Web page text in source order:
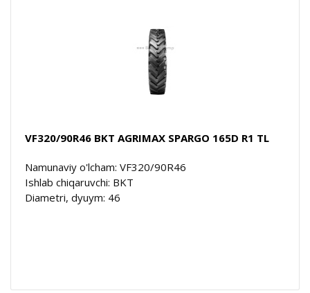
VF320/90R46 BKT AGRIMAX SPARGO 165D R1 TL
Namunaviy o'lcham: VF320/90R46
Ishlab chiqaruvchi: BKT
Diametri, dyuym: 46